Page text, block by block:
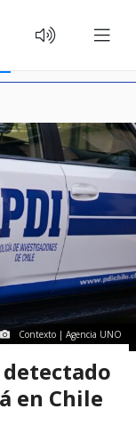
Contexto | Agencia UNO
detectado
en Chile